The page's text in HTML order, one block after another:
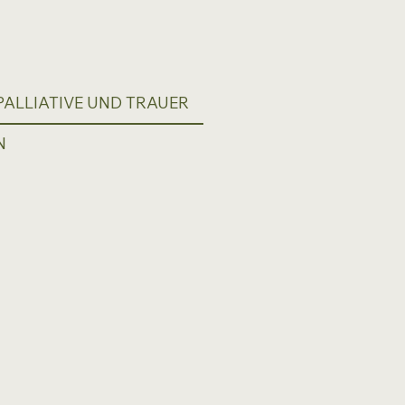
UND TRAUER